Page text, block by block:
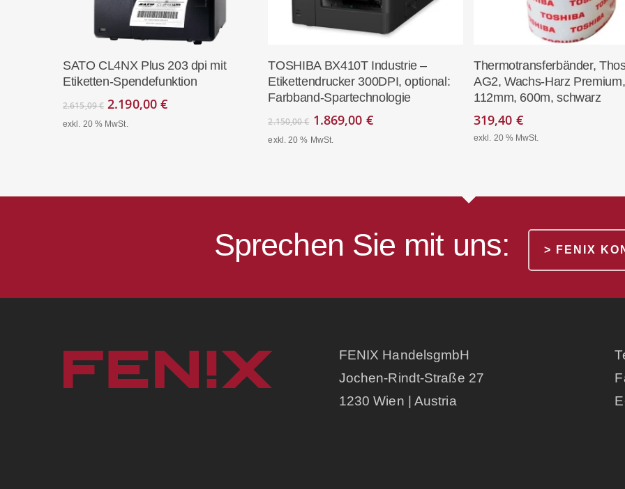
In Den Warenkorb
SATO CL4NX Plus 203 dpi mit
Etiketten-Spendefunktion
2.615,09€ Ursprünglicher
Preis
2.190,00€Aktueller
exkl. 20 % MwSt.
In Den Warenkorb
TOSHIBA BX410T Industrie –
Etikettendrucker 300DPI, optional:
Farbband-Spartechnologie
2.150,00€ Ursprünglicher
Preis
1.869,00 €Aktueller
exkl. 20 % MwSt.
In Den
Thermotransferbänder,
AG2, Wachs-Harz Premium,
112mm, 600m, schwarz
319,40 €
exkl. 20 % MwSt.
Sprechen Sie mit uns: > FENIX
FENIX HandelsgmbH
Jochen-Rindt-Straße 27
1230 Wien | Austria